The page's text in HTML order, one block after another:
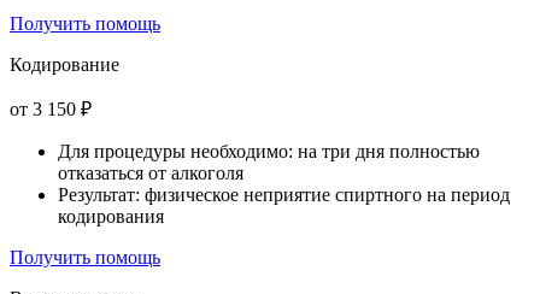
Получить помощь
Кодирование
от 3 150 ₽
Для процедуры необходимо: на три дня полностью
отказаться от алкоголя
Результат: физическое неприятие спиртного на период
кодирования
Получить помощь